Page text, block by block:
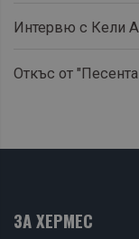
Интервю с Кели
Откъс от
ЗА ХЕРМЕС